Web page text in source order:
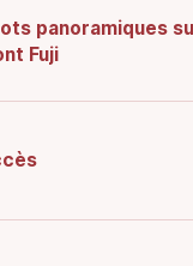
panoramiques
Fuji